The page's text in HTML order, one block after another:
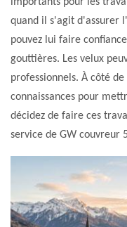
quand il s'agit d'assurer
pouvez lui faire
gouttières. Les velux
professionnels. À côté
connaissances pour
décidez de faire ces
service de GW couvreur